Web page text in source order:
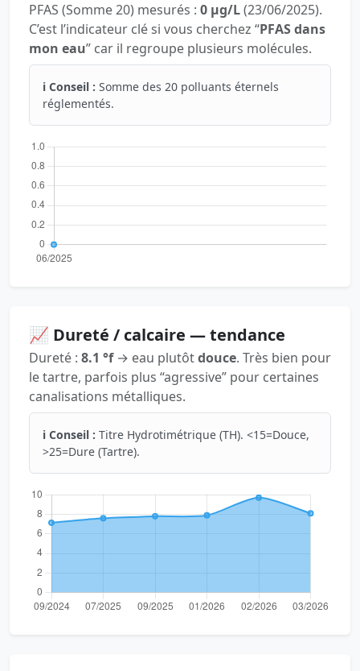
PFAS (Somme 20) mesurés : 0 µg/L(23/06/2025).
C’est l’indicateur clé si vous cherchez “PFAS dans
mon eau” car il regroupe plusieurs molécules.
ℹ️ Conseil : Somme des 20 polluants éternels
réglementés.
📈 Dureté / calcaire — tendance
Dureté : 8.1 °f→ eau plutôtdouce. Très bien pour
le tartre, parfois plus “agressive” pour certaines
canalisations métalliques.
ℹ️ Conseil : Titre Hydrotimétrique (TH). <15=Douce,
>25=Dure (Tartre).